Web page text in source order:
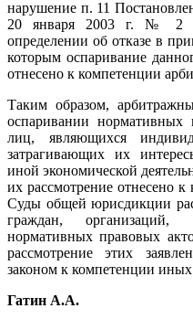
нарушение п. 11
20 января 2003 г. № 2
определении об отказе в
которым оспаривание
отнесено к компетенции
Таким образом,
оспаривании нормативных
лиц, являющихся
затрагивающих их
иной экономической
их рассмотрение отнесено
Суды общей юрисдикции
граждан, организаций,
нормативных правовых
рассмотрение этих
законом к компетенции иных
Гатин А.А.